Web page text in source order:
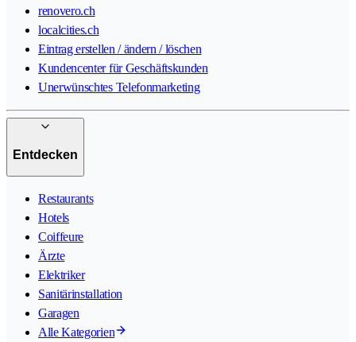
renovero.ch
localcities.ch
Eintrag erstellen / ändern / löschen
Kundencenter für Geschäftskunden
Unerwünschtes Telefonmarketing
Entdecken
Restaurants
Hotels
Coiffeure
Ärzte
Elektriker
Sanitärinstallation
Garagen
Alle Kategorien